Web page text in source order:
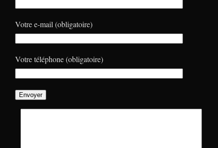
Votre e-mail (obligatoire)
Votre téléphone (obligatoire)